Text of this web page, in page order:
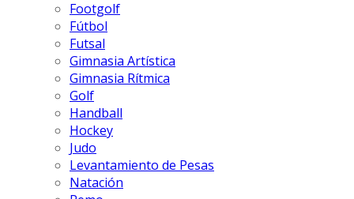
Footgolf
Fútbol
Futsal
Gimnasia Artística
Gimnasia Rítmica
Golf
Handball
Hockey
Judo
Levantamiento de Pesas
Natación